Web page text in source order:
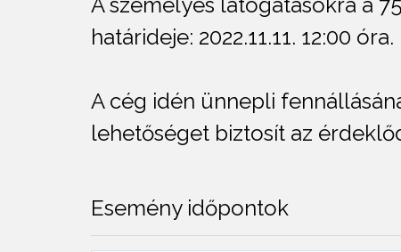
határideje: 2022.11.11. 12:00 óra.
A cég idén ünnepli
lehetőséget biztosít az
Esemény időpontok